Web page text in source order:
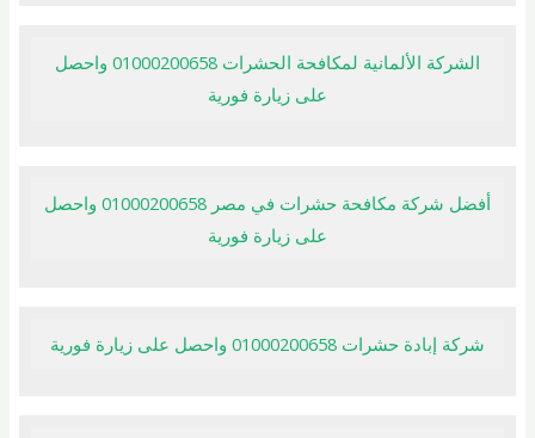
الشركة الألمانية لمكافحة الحشرات 01000200658 واحصل
على زيارة فورية
أفضل شركة مكافحة حشرات في مصر 01000200658 واحصل
على زيارة فورية
شركة إبادة حشرات 01000200658 واحصل على زيارة فورية